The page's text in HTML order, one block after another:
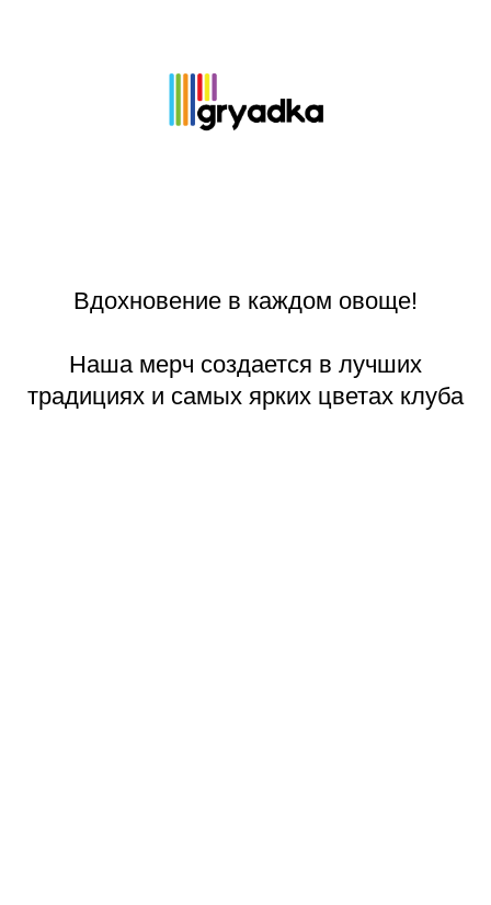
Вдохновение в каждом овоще!
Наша мерч создается в лучших
традициях и самых ярких цветах клуба